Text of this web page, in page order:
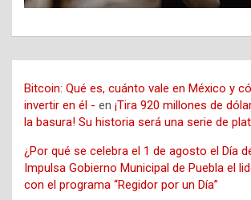
Bitcoin: Qué es, cuánto vale en México y
invertir en él - en ¡Tira 920 millones de
la basura! Su historia será una serie de
¿Por qué se celebra el 1 de agosto el Día
Impulsa Gobierno Municipal de Puebla el
con el programa “Regidor por un Día”